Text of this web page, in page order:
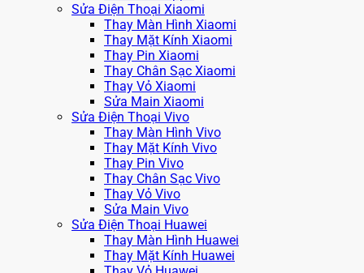
Sửa Điện Thoại Xiaomi
Thay Màn Hình Xiaomi
Thay Mặt Kính Xiaomi
Thay Pin Xiaomi
Thay Chân Sạc Xiaomi
Thay Vỏ Xiaomi
Sửa Main Xiaomi
Sửa Điện Thoại Vivo
Thay Màn Hình Vivo
Thay Mặt Kính Vivo
Thay Pin Vivo
Thay Chân Sạc Vivo
Thay Vỏ Vivo
Sửa Main Vivo
Sửa Điện Thoại Huawei
Thay Màn Hình Huawei
Thay Mặt Kính Huawei